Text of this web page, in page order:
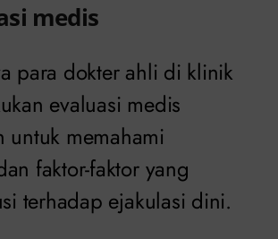
medis
para dokter ahli di klinik
evaluasi medis
untuk memahami
faktor-faktor yang
terhadap ejakulasi dini.